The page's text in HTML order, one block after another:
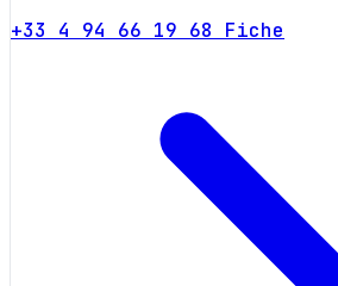
+33 4 94 66 19 68 Fiche